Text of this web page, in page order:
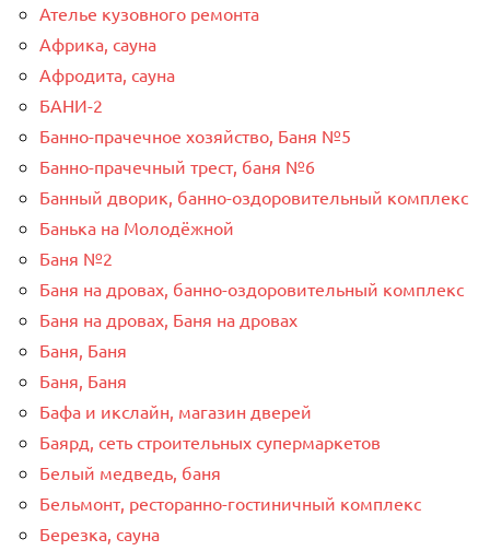
Ателье кузовного ремонта
Африка, сауна
Афродита, сауна
БАНИ-2
Банно-прачечное хозяйство, Баня №5
Банно-прачечный трест, баня №6
Банный дворик, банно-оздоровительный комплекс
Банька на Молодёжной
Баня №2
Баня на дровах, банно-оздоровительный комплекс
Баня на дровах, Баня на дровах
Баня, Баня
Баня, Баня
Бафа и икслайн, магазин дверей
Баярд, сеть строительных супермаркетов
Белый медведь, баня
Бельмонт, ресторанно-гостиничный комплекс
Березка, сауна